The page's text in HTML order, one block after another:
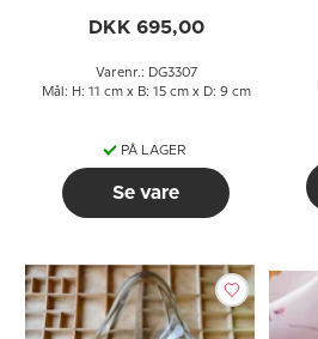
DKK 695,00
Varenr.: DG3307
Mål: H: 11 cm x B: 15 cm x D: 9 cm
PÅ LAGER
Se vare